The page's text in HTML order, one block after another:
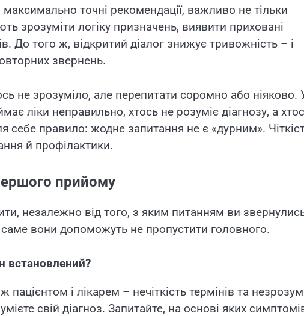
точні рекомендації, важливо не тільки
зрозуміти логіку призначень, виявити приховані
До того ж, відкритий діалог знижує тривожність – і
звернень.
не зрозуміло, але перепитати соромно або ніяково.
ліки неправильно, хтось не розуміє діагнозу, а
себе правило: жодне запитання не є «дурним».
й профілактики.
прийому
незалежно від того, з яким питанням ви
вони допоможуть не пропустити головного.
встановлений?
і лікарем – нечіткість термінів та
свій діагноз. Запитайте, на основі яких